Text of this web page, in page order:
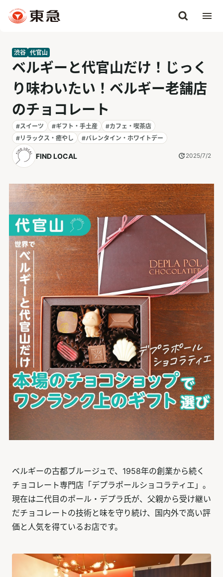
渋谷 代官山
ベルギーと代官山だけ！じっく
り味わいたい！ベルギー老舗店
のチョコレート
#スイーツ #ギフト・手土産
#カフェ・喫茶店
#リラックス・癒やし
#バレンタイン・ホワイトデー
FIND LOCAL 2025/7/2
ベルギーの古都ブルージュで、1958年の創業から続く
チョコレート専門店「デプラポールショコラティエ」。
現在は二代目のポール・デプラ氏が、父親から受け継い
だチョコレートの技術と味を守り続け、国内外で高い評
価と人気を得ているお店です。